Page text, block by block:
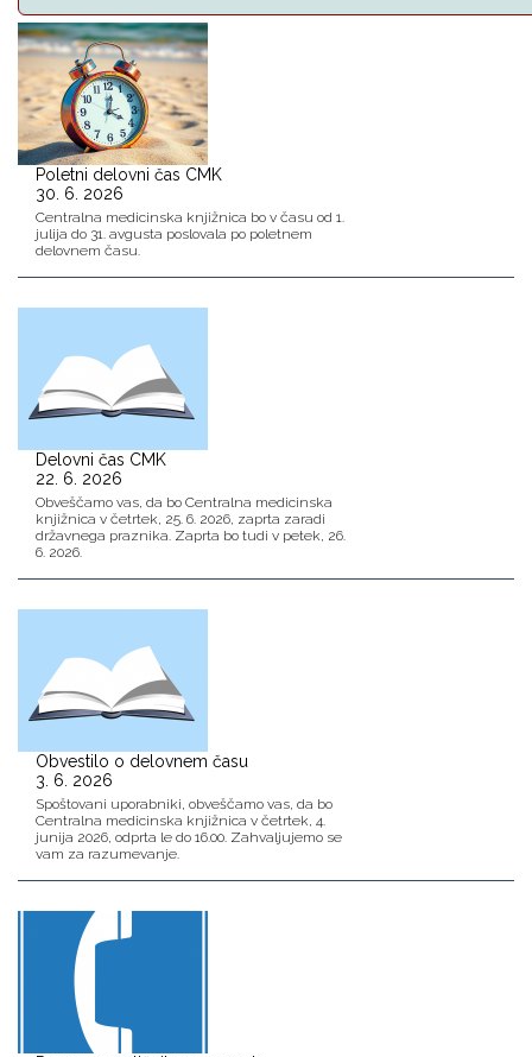
Poletni delovni čas CMK
30. 6. 2026
Centralna medicinska knjižnica bo v času od 1.
julija do 31. avgusta poslovala po poletnem
delovnem času.
Delovni čas CMK
22. 6. 2026
Obveščamo vas, da bo Centralna medicinska
knjižnica v četrtek, 25. 6. 2026, zaprta zaradi
državnega praznika. Zaprta bo tudi v petek, 26.
6. 2026.
Obvestilo o delovnem času
3. 6. 2026
Spoštovani uporabniki, obveščamo vas, da bo
Centralna medicinska knjižnica v četrtek, 4.
junija 2026, odprta le do 16.00. Zahvaljujemo se
vam za razumevanje.